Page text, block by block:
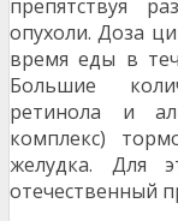
препятствуя
опухоли. Доза
время еды в
Большие
ретинола и
комплекс)
желудка. Для
отечественный